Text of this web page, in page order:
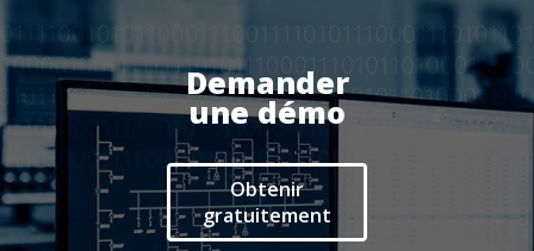
Demander
une démo
Obtenir
gratuitement
Logiciel de téléassistance
ERP Gestion Commerciale
Suivi des intervenants
Frontaux de réception
Téléphonie